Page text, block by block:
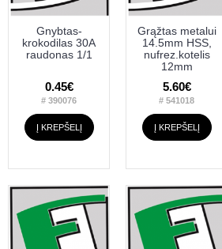
Gnybtas-
krokodilas 30A
raudonas 1/1
0.45€
# 390076
Į KREPŠELĮ
Grąžtas metalui
14.5mm HSS,
nufrez.kotelis
12mm
5.60€
# 541018
Į KREPŠELĮ